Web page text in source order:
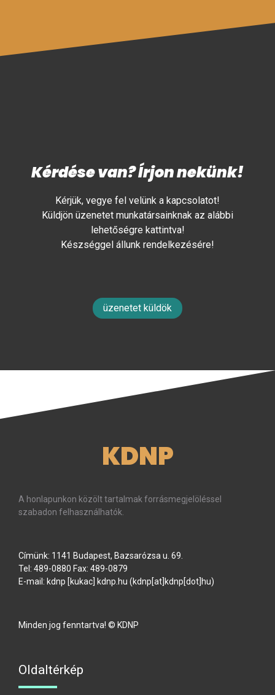
Kérdése van? Írjon nekünk!
Kérjük, vegye fel velünk a kapcsolatot!
Küldjön üzenetet munkatársainknak az alábbi
lehetőségre kattintva!
Készséggel állunk rendelkezésére!
üzenetet küldök
KDNP
A honlapunkon közölt tartalmak forrásmegjelöléssel
szabadon felhasználhatók.
Címünk: 1141 Budapest, Bazsarózsa u. 69.
Tel: 489-0880 Fax: 489-0879
E-mail: kdnp [kukac] kdnp.hu (kdnp[at]kdnp[dot]hu)
Minden jog fenntartva! © KDNP
Oldaltérkép